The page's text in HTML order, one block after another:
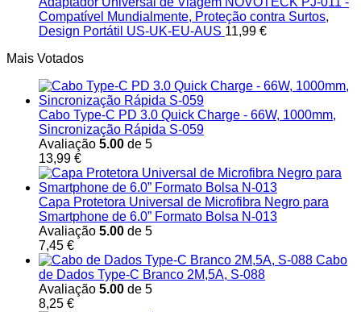
Compatível Mundialmente, Proteção contra Surtos,
Design Portátil US-UK-EU-AUS 11,99 €
Mais Votados
Cabo Type-C PD 3.0 Quick Charge - 66W, 1000mm,
Sincronização Rápida S-059
Avaliação 5.00 de 5
13,99 €
Capa Protetora Universal de Microfibra Negro para
Smartphone de 6.0” Formato Bolsa N-013
Avaliação 5.00 de 5
7,45 €
Cabo
de Dados Type-C Branco 2M,5A, S-088
Avaliação 5.00 de 5
8,25 €